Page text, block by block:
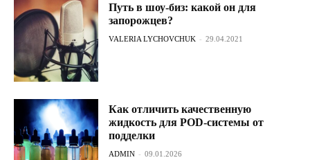
Путь в шоу-биз: какой он для
запорожцев?
VALERIA LYCHOVCHUK - 29.04.2021
Как отличить качественную
жидкость для POD-системы от
подделки
ADMIN - 09.01.2026